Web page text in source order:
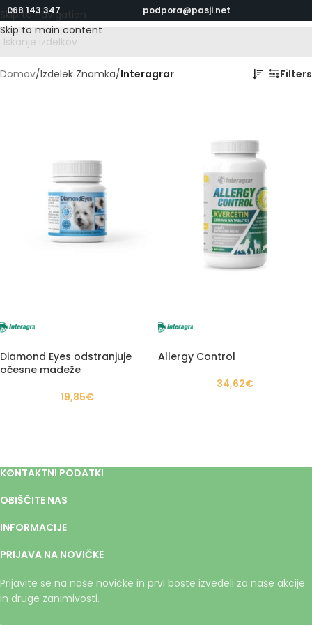
Skip to navigation
Skip to main content
068 143 347 podpora@pasji.net
Domov/Izdelek Znamka/Interagrar Filters
Diamond Eyes odstranjuje
očesne madeže
19,85€
Allergy Control
34,62€
KONTAKTNI PODATKI
OBIŠČITE NAS
INFORMACIJE
PRIJAVA NA NOVIČKE
Prijavite se na naše novičke in prvi boste izvedeli za naše akcije
in druge zanimivosti.